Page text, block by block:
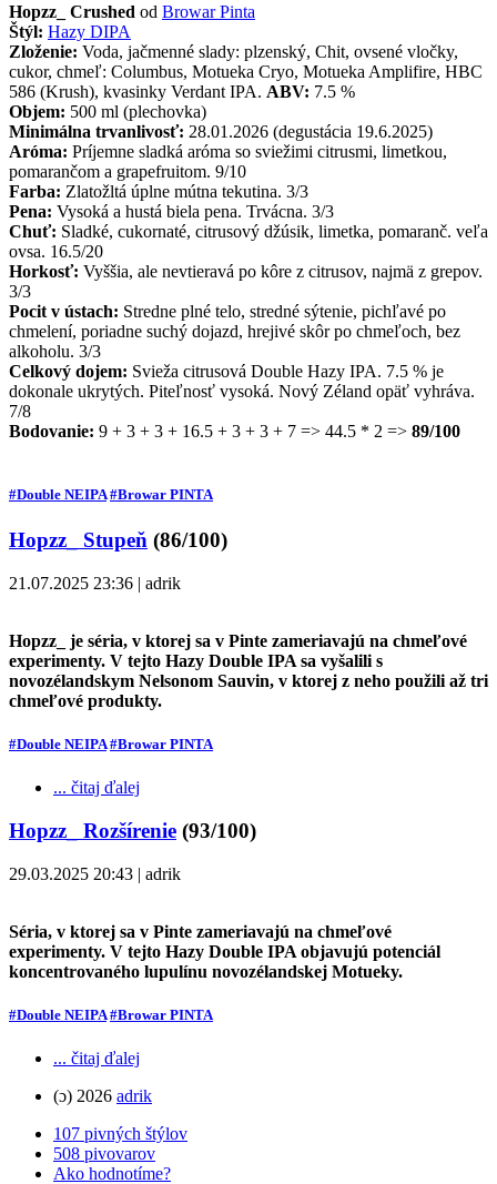
Hopzz_ Crushed od Browar Pinta
Štýl: Hazy DIPA
Zloženie: Voda, jačmenné slady: plzenský, Chit, ovsené vločky,
cukor, chmeľ: Columbus, Motueka Cryo, Motueka Amplifire, HBC
586 (Krush), kvasinky Verdant IPA. ABV: 7.5 %
Objem: 500 ml (plechovka)
Minimálna trvanlivosť: 28.01.2026 (degustácia 19.6.2025)
Aróma: Príjemne sladká aróma so sviežimi citrusmi, limetkou,
pomarančom a grapefruitom. 9/10
Farba: Zlatožltá úplne mútna tekutina. 3/3
Pena: Vysoká a hustá biela pena. Trvácna. 3/3
Chuť: Sladké, cukornaté, citrusový džúsik, limetka, pomaranč. veľa
ovsa. 16.5/20
Horkosť: Vyššia, ale nevtieravá po kôre z citrusov, najmä z grepov.
3/3
Pocit v ústach: Stredne plné telo, stredné sýtenie, pichľavé po
chmelení, poriadne suchý dojazd, hrejivé skôr po chmeľoch, bez
alkoholu. 3/3
Celkový dojem: Svieža citrusová Double Hazy IPA. 7.5 % je
dokonale ukrytých. Piteľnosť vysoká. Nový Zéland opäť vyhráva.
7/8
Bodovanie: 9 + 3 + 3 + 16.5 + 3 + 3 + 7 => 44.5 * 2 => 89/100
#Double NEIPA #Browar PINTA
Hopzz_ Stupeň (86/100)
21.07.2025 23:36 | adrik
Hopzz_ je séria, v ktorej sa v Pinte zameriavajú na chmeľové
experimenty. V tejto Hazy Double IPA sa vyšalili s
novozélandskym Nelsonom Sauvin, v ktorej z neho použili až tri
chmeľové produkty.
#Double NEIPA #Browar PINTA
... čitaj ďalej
Hopzz_ Rozšírenie (93/100)
29.03.2025 20:43 | adrik
Séria, v ktorej sa v Pinte zameriavajú na chmeľové
experimenty. V tejto Hazy Double IPA objavujú potenciál
koncentrovaného lupulínu novozélandskej Motueky.
#Double NEIPA #Browar PINTA
... čitaj ďalej
(ɔ) 2026 adrik
107 pivných štýlov
508 pivovarov
Ako hodnotíme?